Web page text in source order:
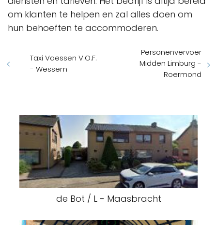
om klanten te helpen en zal alles doen om
hun behoeften te accommoderen.
Taxi Vaessen V.O.F.
- Wessem
Personenvervoer
Midden Limburg -
Roermond
de Bot / L - Maasbracht